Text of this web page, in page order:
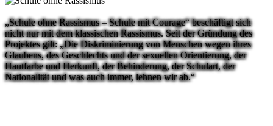
„Schule ohne Rassismus – Schule mit Courage“ beschäftigt sich
nicht nur mit dem klassischen Rassismus. Seit der Gründung des
Projektes gilt: „Die Diskriminierung von Menschen wegen ihres
Glaubens, des Geschlechts und der sexuellen Orientierung, der
Hautfarbe und Herkunft, der Behinderung, der Schulart, der
Nationalität und was auch immer, lehnen wir ab.“